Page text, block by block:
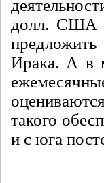
долл. США
Ирака. А в
такого
и с юга